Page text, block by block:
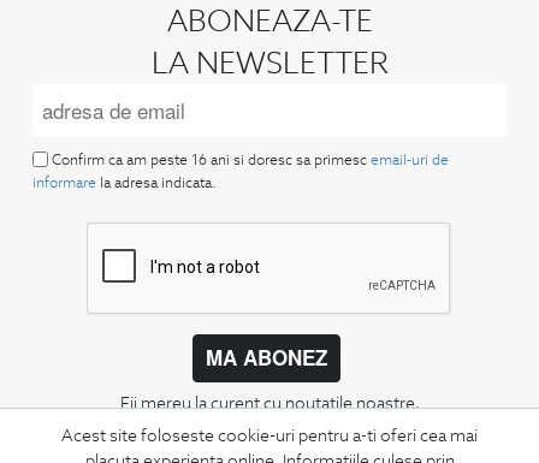
Acest site foloseste cookie-uri pentru a-ti oferi cea mai
ABONEAZA-TE
LA NEWSLETTER
Confirm ca am peste 16 ani si doresc sa primesc email-uri de
informare la adresa indicata.
MA ABONEZ
Fii mereu la curent cu noutatile noastre,
oferte speciale si trenduri in moda masculina.